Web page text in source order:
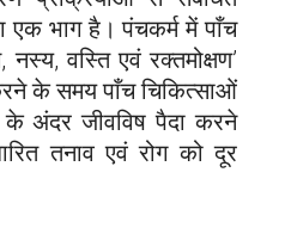
भाग है। पंचकर्म में पाँच
नस्य, वस्ति एवं रक्तमोक्षण’
के समय पाँच चिकित्साओं
अंदर जीवविष पैदा करने
तनाव एवं रोग को दूर